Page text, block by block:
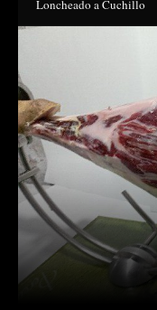
Loncheado a Cuchillo